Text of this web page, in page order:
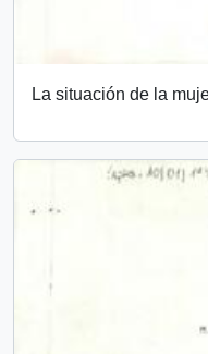
La situación de la